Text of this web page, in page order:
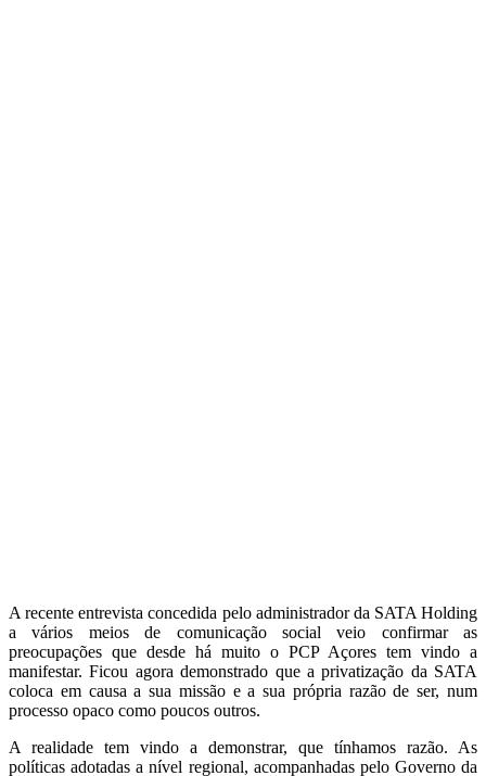
A recente entrevista concedida pelo administrador da SATA Holding
a vários meios de comunicação social veio confirmar as
preocupações que desde há muito o PCP Açores tem vindo a
manifestar. Ficou agora demonstrado que a privatização da SATA
coloca em causa a sua missão e a sua própria razão de ser, num
processo opaco como poucos outros.
A realidade tem vindo a demonstrar, que tínhamos razão. As
políticas adotadas a nível regional, acompanhadas pelo Governo da